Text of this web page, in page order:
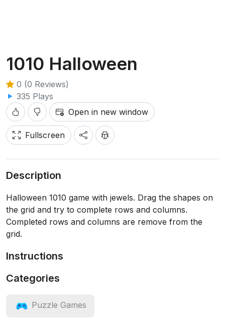
1010 Halloween
0 (0 Reviews)
335 Plays
Open in new window
Fullscreen
Description
Halloween 1010 game with jewels. Drag the shapes on
the grid and try to complete rows and columns.
Completed rows and columns are remove from the
grid.
Instructions
Categories
Puzzle Games